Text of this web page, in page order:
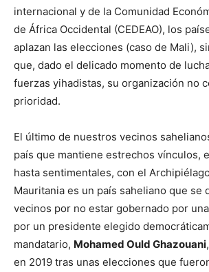
internacional y de la Comunidad
de África Occidental (CEDEAO), los
aplazan las elecciones (caso de Mali),
que, dado el delicado momento de
fuerzas yihadistas, su organización no
prioridad.
El último de nuestros vecinos
país que mantiene estrechos vínculos,
hasta sentimentales, con el
Mauritania es un país saheliano que se
vecinos por no estar gobernado por
por un presidente elegido
mandatario, Mohamed Ould Ghazouani
en 2019 tras unas elecciones que